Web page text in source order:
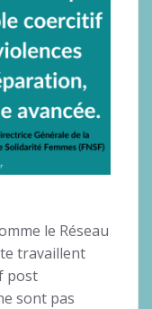
le Réseau
travaillent
post
sont pas